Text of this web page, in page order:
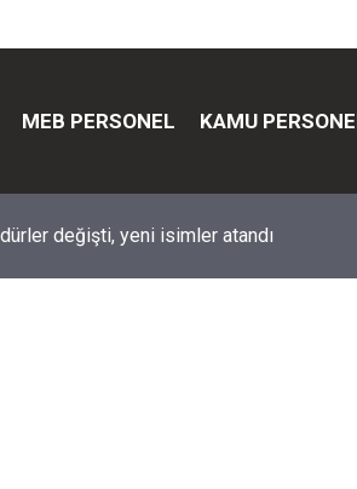
MEB PERSONEL KAMU
değişti, yeni isimler atandı